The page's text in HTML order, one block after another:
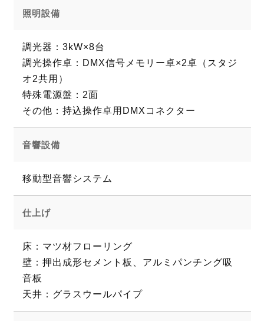
照明設備
調光器：3kW×8台
調光操作卓：DMX信号メモリー卓×2卓（スタジ
オ2共用）
特殊電源盤：2面
その他：持込操作卓用DMXコネクター
音響設備
移動型音響システム
仕上げ
床：マツ材フローリング
壁：押出成形セメント板、アルミパンチング吸
音板
天井：グラスウールパイプ